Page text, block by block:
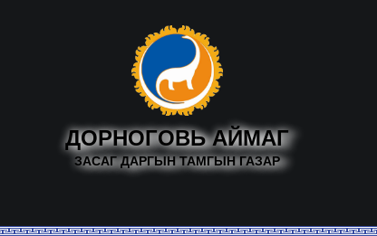
ДОРНОГОВЬ АЙМАГ
ЗАСАГ ДАРГЫН ТАМГЫН ГАЗАР